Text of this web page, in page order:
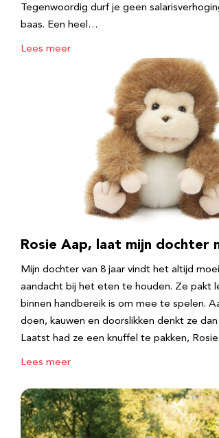
Tegenwoordig durf je geen
baas. Een heel…
Lees meer
Rosie Aap, laat mijn dochter
Mijn dochter van 8 jaar vindt het altijd
aandacht bij het eten te houden. Ze pakt
binnen handbereik is om mee te spelen.
doen, kauwen en doorslikken denkt ze
Laatst had ze een knuffel te pakken,
Lees meer